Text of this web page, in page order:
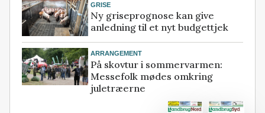
GRISE
Ny griseprognose kan give
anledning til et nyt budgettjek
ARRANGEMENT
På skovtur i sommervarmen:
Messefolk mødes omkring
juletræerne